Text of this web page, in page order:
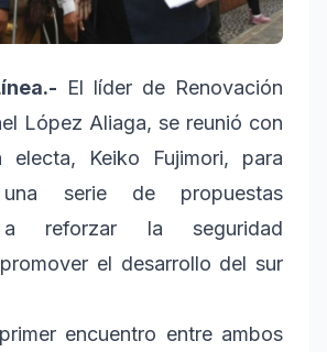
El líder de Renovación
López Aliaga, se reunió con
electa, Keiko Fujimori, para
una serie de propuestas
a reforzar la seguridad
el desarrollo del sur
encuentro entre ambos